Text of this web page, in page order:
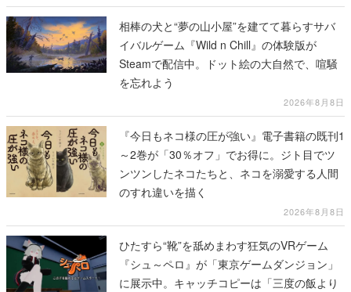
相棒の犬と“夢の山小屋”を建てて暮らすサバ
イバルゲーム『Wild n Chill』の体験版が
Steamで配信中。ドット絵の大自然で、喧騒
を忘れよう
2026年8月8日
『今日もネコ様の圧が強い』電子書籍の既刊1
～2巻が「30％オフ」でお得に。ジト目でツ
ンツンしたネコたちと、ネコを溺愛する人間
のすれ違いを描く
2026年8月8日
ひたすら“靴”を舐めまわす狂気のVRゲーム
『シュ～ペロ』が「東京ゲームダンジョン」
に展示中。キャッチコピーは「三度の飯より